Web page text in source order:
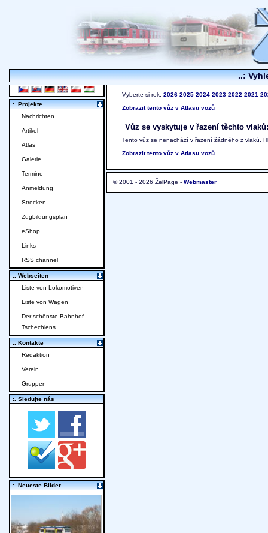
..:
Vyberte si rok: 2026 2025 2024 2023 2022 2021
Zobrazit tento vůz v Atlasu vozů
Vůz se vyskytuje v řazení těchto vlaků:
Tento vůz se nenachází v řazení žádného z vlaků.
Zobrazit tento vůz v Atlasu vozů
© 2001 - 2026 ŽelPage - Webmaster
:. Projekte
Nachrichten
Artikel
Atlas
Galerie
Termine
Anmeldung
Strecken
Zugbildungsplan
eShop
Links
RSS channel
:. Webseiten
Liste von Lokomotiven
Liste von Wagen
Der schönste Bahnhof
Tschechiens
:. Kontakte
Redaktion
Verein
Gruppen
:. Sledujte nás
:. Neueste Bilder